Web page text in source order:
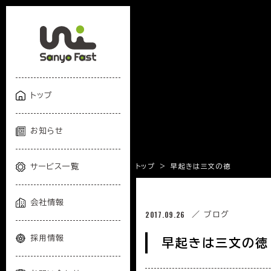
トップ
お知らせ
サービス一覧
会社情報
採用情報
トップ > 早起きは三文の徳
2017.09.26 ／ ブログ
早起きは三文の徳
トップ
お知らせ
サービス一覧
会社情報
採用情報